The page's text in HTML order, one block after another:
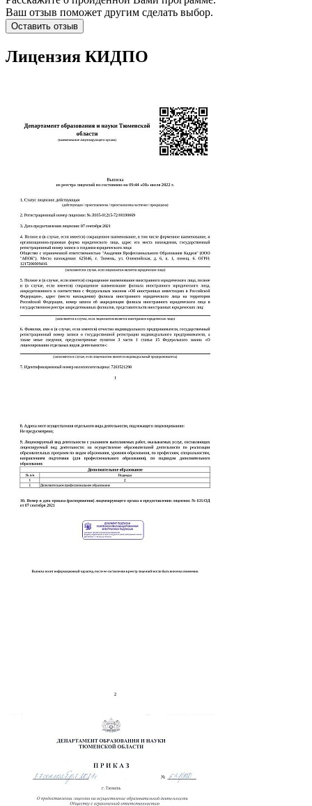
Ваш отзыв поможет другим сделать выбор.
Оставить отзыв
Лицензия КИДПО